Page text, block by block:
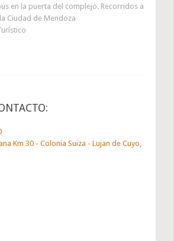
en la puerta del complejo. Recorridos a
Ciudad de Mendoza
Km 30 - Colonia Suiza - Lujan de Cuyo,